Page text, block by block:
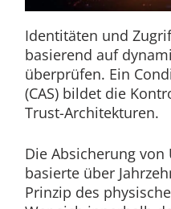
Identitäten und
basierend auf
überprüfen. Ein
(CAS) bildet die
Trust-Architekturen.
Die Absicherung
basierte über
Prinzip des